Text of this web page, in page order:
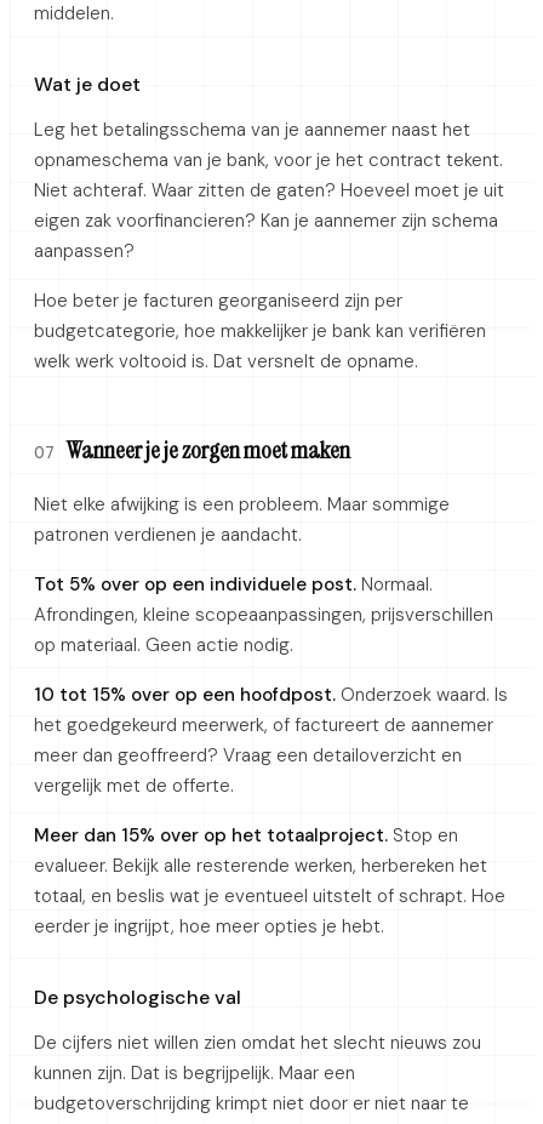
middelen.
Wat je doet
Leg het betalingsschema van je aannemer naast het
opnameschema van je bank, voor je het contract tekent.
Niet achteraf. Waar zitten de gaten? Hoeveel moet je uit
eigen zak voorfinancieren? Kan je aannemer zijn schema
aanpassen?
Hoe beter je facturen georganiseerd zijn per
budgetcategorie, hoe makkelijker je bank kan verifiëren
welk werk voltooid is. Dat versnelt de opname.
07 Wanneer je je zorgen moet maken
Niet elke afwijking is een probleem. Maar sommige
patronen verdienen je aandacht.
Tot 5% over op een individuele post. Normaal.
Afrondingen, kleine scopeaanpassingen, prijsverschillen
op materiaal. Geen actie nodig.
10 tot 15% over op een hoofdpost. Onderzoek waard. Is
het goedgekeurd meerwerk, of factureert de aannemer
meer dan geoffreerd? Vraag een detailoverzicht en
vergelijk met de offerte.
Meer dan 15% over op het totaalproject. Stop en
evalueer. Bekijk alle resterende werken, herbereken het
totaal, en beslis wat je eventueel uitstelt of schrapt. Hoe
eerder je ingrijpt, hoe meer opties je hebt.
De psychologische val
De cijfers niet willen zien omdat het slecht nieuws zou
kunnen zijn. Dat is begrijpelijk. Maar een
budgetoverschrijding krimpt niet door er niet naar te